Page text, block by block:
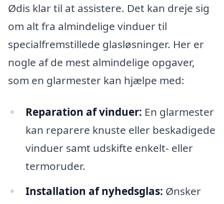
Ødis klar til at assistere. Det kan dreje sig
om alt fra almindelige vinduer til
specialfremstillede glasløsninger. Her er
nogle af de mest almindelige opgaver,
som en glarmester kan hjælpe med:
Reparation af vinduer: En glarmester
kan reparere knuste eller beskadigede
vinduer samt udskifte enkelt- eller
termoruder.
Installation af nyhedsglas: Ønsker